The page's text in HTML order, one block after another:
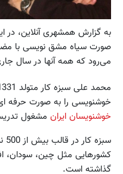
صورت سیاه مشق نویسی با
می‌رود که همه آنها در سال
خوشنویسی را به صورت حرفه
خوشنویسان ایران مشغول
کشورهایی مثل چین، سودان،
گذاشته است.